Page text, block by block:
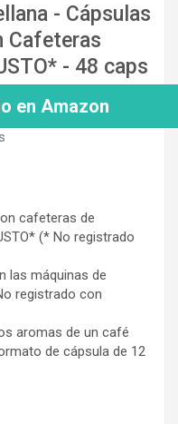
- Cápsulas
Cafeteras
- 48 caps
en Amazon
cafeteras de
(* No registrado
las máquinas de
registrado con
aromas de un café
de cápsula de 12